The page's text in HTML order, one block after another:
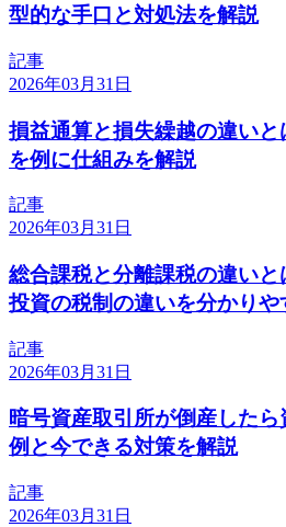
型的な手口と対処法を解説
記事
2026年03月31日
損益通算と損失繰越の違いと
を例に仕組みを解説
記事
2026年03月31日
総合課税と分離課税の違い
投資の税制の違いを分かりや
記事
2026年03月31日
暗号資産取引所が倒産した
例と今できる対策を解説
記事
2026年03月31日